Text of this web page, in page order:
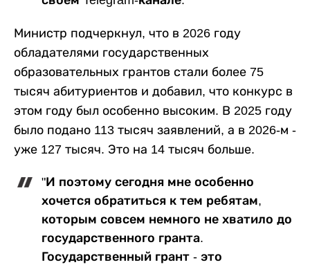
Министр подчеркнул, что в 2026 году
обладателями государственных
образовательных грантов стали более 75
тысяч абитуриентов и добавил, что конкурс в
этом году был особенно высоким. В 2025 году
было подано 113 тысяч заявлений, а в 2026-м -
уже 127 тысяч. Это на 14 тысяч больше.
"И поэтому сегодня мне особенно
хочется обратиться к тем ребятам,
которым совсем немного не хватило до
государственного гранта.
Государственный грант - это